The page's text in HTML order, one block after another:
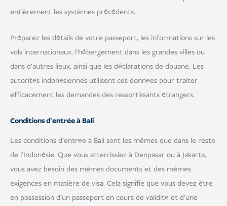
entièrement les systèmes précédents.
Préparez les détails de votre passeport, les informations sur les
vols internationaux, l'hébergement dans les grandes villes ou
dans d'autres lieux, ainsi que les déclarations de douane. Les
autorités indonésiennes utilisent ces données pour traiter
efficacement les demandes des ressortissants étrangers.
Conditions d'entrée à Bali
Les conditions d'entrée à Bali sont les mêmes que dans le reste
de l'Indonésie. Que vous atterrissiez à Denpasar ou à Jakarta,
vous avez besoin des mêmes documents et des mêmes
exigences en matière de visa. Cela signifie que vous devez être
en possession d'un passeport en cours de validité et d'une